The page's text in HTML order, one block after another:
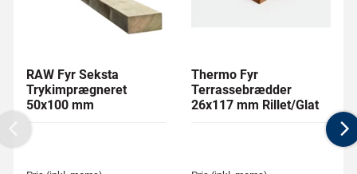
RAW Fyr Seksta
Trykimprægneret
50x100 mm
Thermo Fyr
Terrassebrædder
26x117 mm Rillet/Glat
Previous